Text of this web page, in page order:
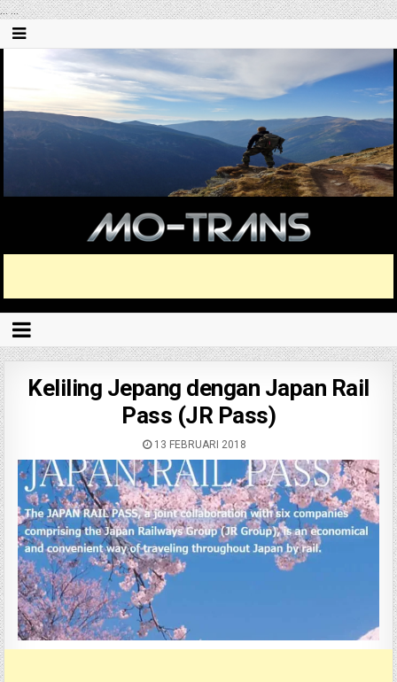
......
Keliling Jepang dengan Japan Rail
Pass (JR Pass)
13 FEBRUARI 2018